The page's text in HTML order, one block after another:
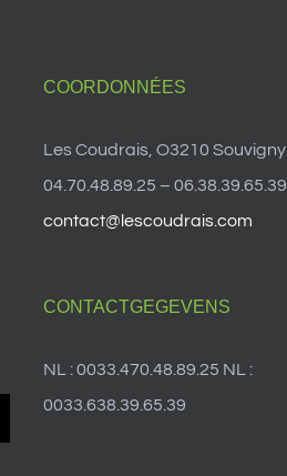
COORDONNÉES
Les Coudrais, O3210 Souvigny
04.70.48.89.25 – 06.38.39.65.39
contact@lescoudrais.com
CONTACTGEGEVENS
NL : 0033.470.48.89.25 NL :
0033.638.39.65.39